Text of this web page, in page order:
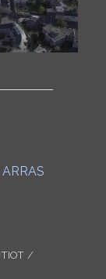
ARRAS
/